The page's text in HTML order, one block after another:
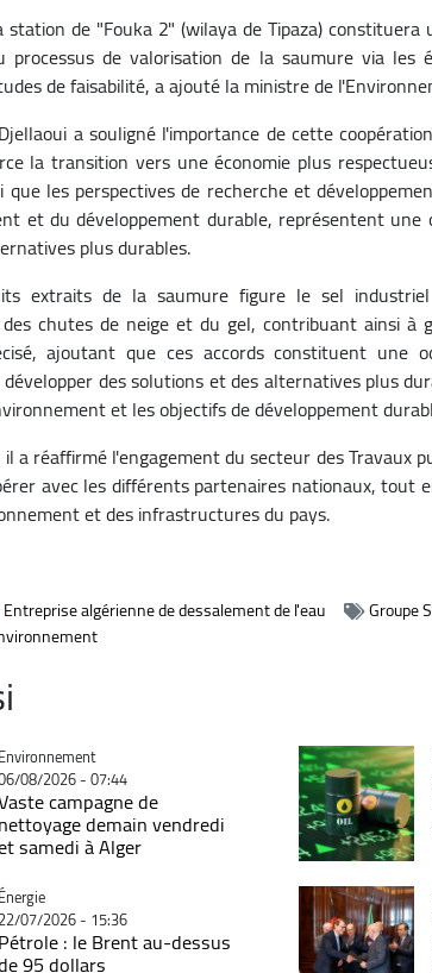
station de "Fouka 2" (wilaya de Tipaza)
de valorisation de la saumure via les
de faisabilité, a ajouté la ministre de
a souligné l'importance de cette
la transition vers une économie plus
que les perspectives de recherche et
et du développement durable, représentent
plus durables.
extraits de la saumure figure le sel
chutes de neige et du gel, contribuant ainsi à
ajoutant que ces accords constituent une
des solutions et des alternatives plus
et les objectifs de développement
a réaffirmé l'engagement du secteur des Travaux
avec les différents partenaires nationaux, tout
et des infrastructures du pays.
Entreprise algérienne de dessalement de l'eau
Groupe
Catégorie
Environnement
08/2026 - 07:44
campagne de
nettoyage demain vendredi
samedi à Alger
Catégorie
Énergie
22/07/2026 - 15:36
Pétrole : le Brent au-dessus
95 dollars